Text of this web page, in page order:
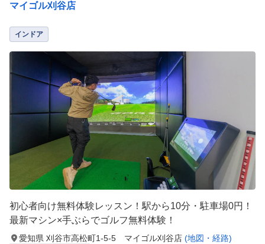
マイゴル刈谷店
インドア
初心者向け無料体験レッスン！駅から10分・駐車場0円！
最新マシン×手ぶらでゴルフ無料体験！
愛知県 刈谷市高松町1-5-5 マイゴル刈谷店 (地図・経路)